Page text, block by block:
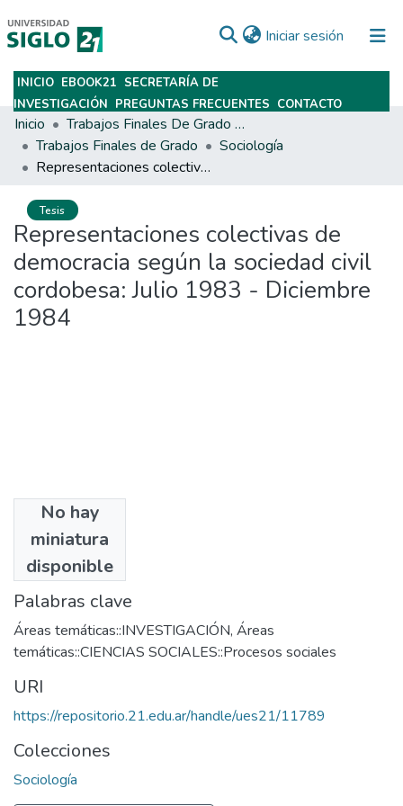
Iniciar sesión (current)
Subir
INICIO EBOOK21 SECRETARÍA DE
INVESTIGACIÓN PREGUNTAS FRECUENTES CONTACTO
Inicio
Trabajos Finales De Grado Y Posgrado
Trabajos Finales de Grado
Sociología
Representaciones colectivas de democracia según la sociedad civil cordobesa: Julio 1983 - Diciembre 1984
Tesis
Representaciones colectivas de
democracia según la sociedad civil
cordobesa: Julio 1983 - Diciembre
1984
No hay
miniatura
disponible
Autores
Cervio, Ana Lucía
Palabras clave
Áreas temáticas::INVESTIGACIÓN, Áreas
temáticas::CIENCIAS SOCIALES::Procesos sociales
URI
https://repositorio.21.edu.ar/handle/ues21/11789
Colecciones
Sociología